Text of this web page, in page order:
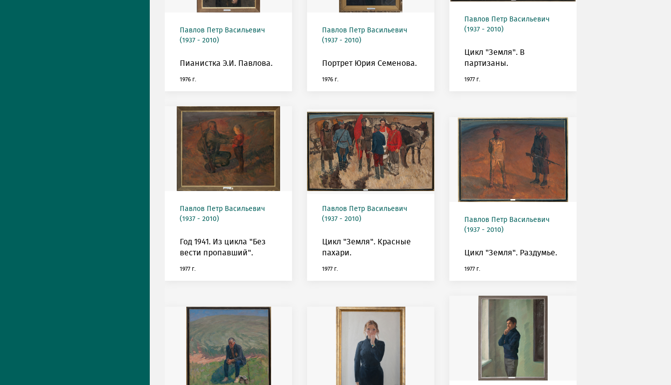
Павлов Петр Васильевич
(1937 - 2010)
Пианистка Э.И. Павлова.
1976 г.
Павлов Петр Васильевич
(1937 - 2010)
Портрет Юрия Семенова.
1976 г.
Павлов Петр Васильевич
(1937 - 2010)
Цикл "Земля". В
партизаны.
1977 г.
Павлов Петр Васильевич
(1937 - 2010)
Год 1941. Из цикла "Без
вести пропавший".
1977 г.
Павлов Петр Васильевич
(1937 - 2010)
Цикл "Земля". Красные
пахари.
1977 г.
Павлов Петр Васильевич
(1937 - 2010)
Цикл "Земля". Раздумье.
1977 г.